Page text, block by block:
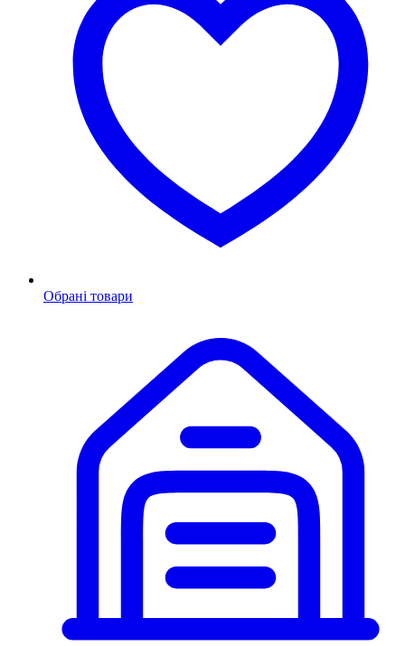
Обрані товари